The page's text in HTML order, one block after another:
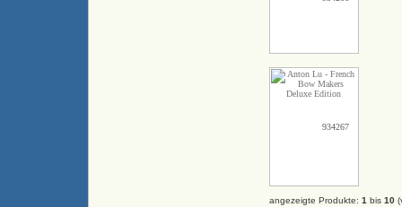
934267
angezeigte Produkte: 1 bis 10